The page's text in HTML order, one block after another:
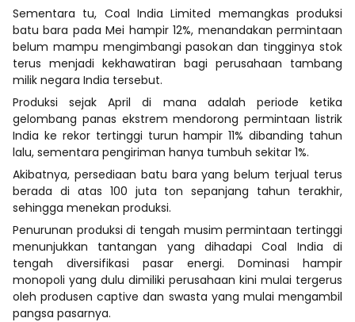
Sementara tu, Coal India Limited memangkas produksi
batu bara pada Mei hampir 12%, menandakan permintaan
belum mampu mengimbangi pasokan dan tingginya stok
terus menjadi kekhawatiran bagi perusahaan tambang
milik negara India tersebut.
Produksi sejak April di mana adalah periode ketika
gelombang panas ekstrem mendorong permintaan listrik
India ke rekor tertinggi turun hampir 11% dibanding tahun
lalu, sementara pengiriman hanya tumbuh sekitar 1%.
Akibatnya, persediaan batu bara yang belum terjual terus
berada di atas 100 juta ton sepanjang tahun terakhir,
sehingga menekan produksi.
Penurunan produksi di tengah musim permintaan tertinggi
menunjukkan tantangan yang dihadapi Coal India di
tengah diversifikasi pasar energi. Dominasi hampir
monopoli yang dulu dimiliki perusahaan kini mulai tergerus
oleh produsen captive dan swasta yang mulai mengambil
pangsa pasarnya.